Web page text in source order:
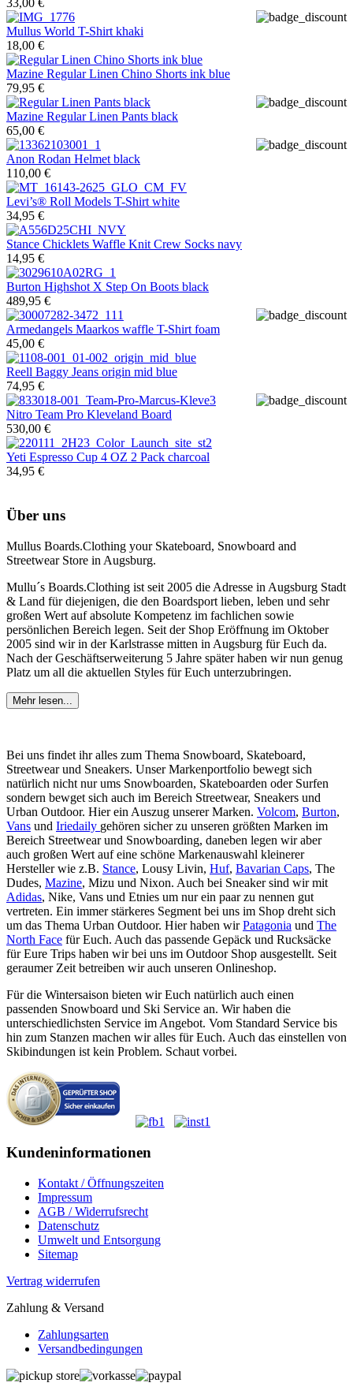
Mullus World T-Shirt khaki
18,00 €
Mazine Regular Linen Chino Shorts ink blue
79,95 €
Mazine Regular Linen Pants black
65,00 €
Anon Rodan Helmet black
110,00 €
Levi’s® Roll Models T-Shirt white
34,95 €
Stance Chicklets Waffle Knit Crew Socks navy
14,95 €
Burton Highshot X Step On Boots black
489,95 €
Armedangels Maarkos waffle T-Shirt foam
45,00 €
Reell Baggy Jeans origin mid blue
74,95 €
Nitro Team Pro Kleveland Board
530,00 €
Yeti Espresso Cup 4 OZ 2 Pack charcoal
34,95 €
Über uns
Mullus Boards.Clothing your Skateboard, Snowboard and
Streetwear Store in Augsburg.
Mullu´s Boards.Clothing ist seit 2005 die Adresse in Augsburg Stadt
& Land für diejenigen, die den Boardsport lieben, leben und sehr
großen Wert auf absolute Kompetenz im fachlichen sowie
persönlichen Bereich legen. Seit der Shop Eröffnung im Oktober
2005 sind wir in der Karlstrasse mitten in Augsburg für Euch da.
Nach der Geschäftserweiterung 5 Jahre später haben wir nun genug
Platz um all die aktuellen Styles für Euch unterzubringen.
Mehr lesen...
Bei uns findet ihr alles zum Thema Snowboard, Skateboard,
Streetwear und Sneakers. Unser Markenportfolio bewegt sich
natürlich nicht nur ums Snowboarden, Skateboarden oder Surfen
sondern bewget sich auch im Bereich Streetwear, Sneakers und
Urban Outdoor. Hier ein Auszug unserer Marken. Volcom, Burton,
Vans und Iriedaily gehören sicher zu unseren größten Marken im
Bereich Streetwear und Snowboarding, daneben legen wir aber
auch großen Wert auf eine schöne Markenauswahl kleinerer
Hersteller wie z.B. Stance, Lousy Livin, Huf, Bavarian Caps, The
Dudes, Mazine, Mizu und Nixon. Auch bei Sneaker sind wir mit
Adidas, Nike, Vans und Etnies um nur ein paar zu nennen gut
vertreten. Ein immer stärkeres Segment bei uns im Shop dreht sich
um das Thema Urban Outdoor. Hier haben wirPatagonia und The
North Face für Euch. Auch das passende Gepäck und Rucksäcke
für Eure Trips haben wir bei uns im Outdoor Shop ausgestellt. Seit
geraumer Zeit betreiben wir auch unseren Onlineshop.
Für die Wintersaison bieten wir Euch natürlich auch einen
passenden Snowboard und Ski Service an. Wir haben die
unterschiedlichsten Service im Angebot. Vom Standard Service bis
hin zum Stanzen machen wir alles für Euch. Auch das einstellen von
Skibindungen ist kein Problem. Schaut vorbei.
Kundeninformationen
Kontakt / Öffnungszeiten
Impressum
AGB / Widerrufsrecht
Datenschutz
Umwelt und Entsorgung
Sitemap
Vertrag widerrufen
Zahlung & Versand
Zahlungsarten
Versandbedingungen